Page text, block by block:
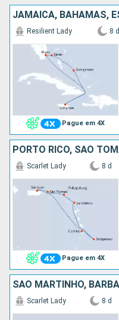
Pague em 4X
Resilient Lady 8 d
Pague em 4X
Scarlet Lady 8 d
Scarlet Lady 8 d